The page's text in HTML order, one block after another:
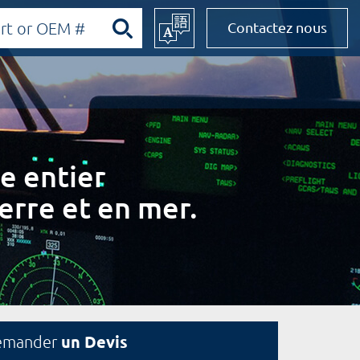
Contactez nous
entier
et en mer.
un Devis